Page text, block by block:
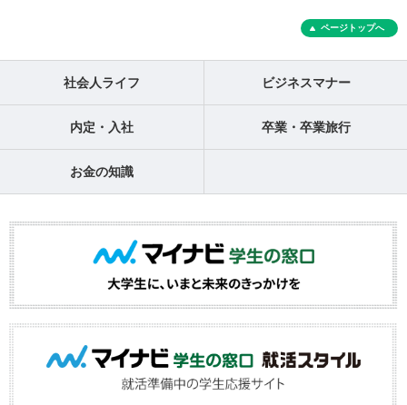
ページトップへ
社会人ライフ ビジネスマナー
内定・入社 卒業・卒業旅行
お金の知識